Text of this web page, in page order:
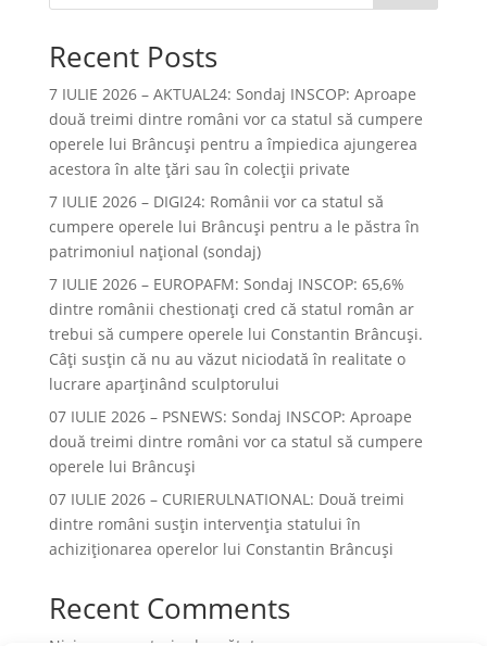
Recent Posts
7 IULIE 2026 – AKTUAL24: Sondaj INSCOP: Aproape
două treimi dintre români vor ca statul să cumpere
operele lui Brâncuşi pentru a împiedica ajungerea
acestora în alte ţări sau în colecţii private
7 IULIE 2026 – DIGI24: Românii vor ca statul să
cumpere operele lui Brâncuși pentru a le păstra în
patrimoniul național (sondaj)
7 IULIE 2026 – EUROPAFM: Sondaj INSCOP: 65,6%
dintre românii chestionați cred că statul român ar
trebui să cumpere operele lui Constantin Brâncuși.
Câți susțin că nu au văzut niciodată în realitate o
lucrare aparținând sculptorului
07 IULIE 2026 – PSNEWS: Sondaj INSCOP: Aproape
două treimi dintre români vor ca statul să cumpere
operele lui Brâncuși
07 IULIE 2026 – CURIERULNATIONAL: Două treimi
dintre români susțin intervenția statului în
achiziționarea operelor lui Constantin Brâncuși
Recent Comments